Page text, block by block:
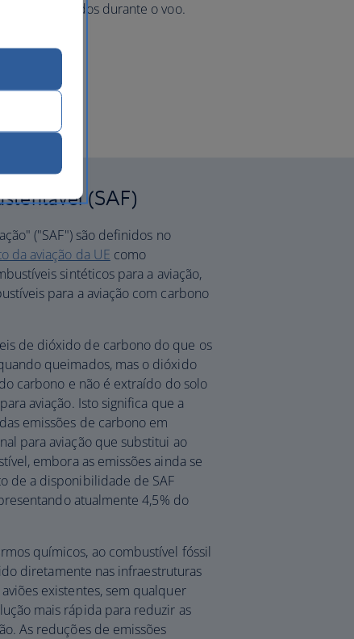
libertados durante o voo.
(SAF)
("SAF") são definidos no
da aviação da UE como
sintéticos para a aviação,
para a aviação com carbono
de dióxido de carbono do que os
queimados, mas o dióxido
carbono e não é extraído do solo
aviação. Isto significa que a
emissões de carbono em
para aviação que substitui ao
embora as emissões ainda se
de a disponibilidade de SAF
atualmente 4,5% do
químicos, ao combustível fóssil
diretamente nas infraestruturas
existentes, sem qualquer
mais rápida para reduzir as
As reduções de emissões